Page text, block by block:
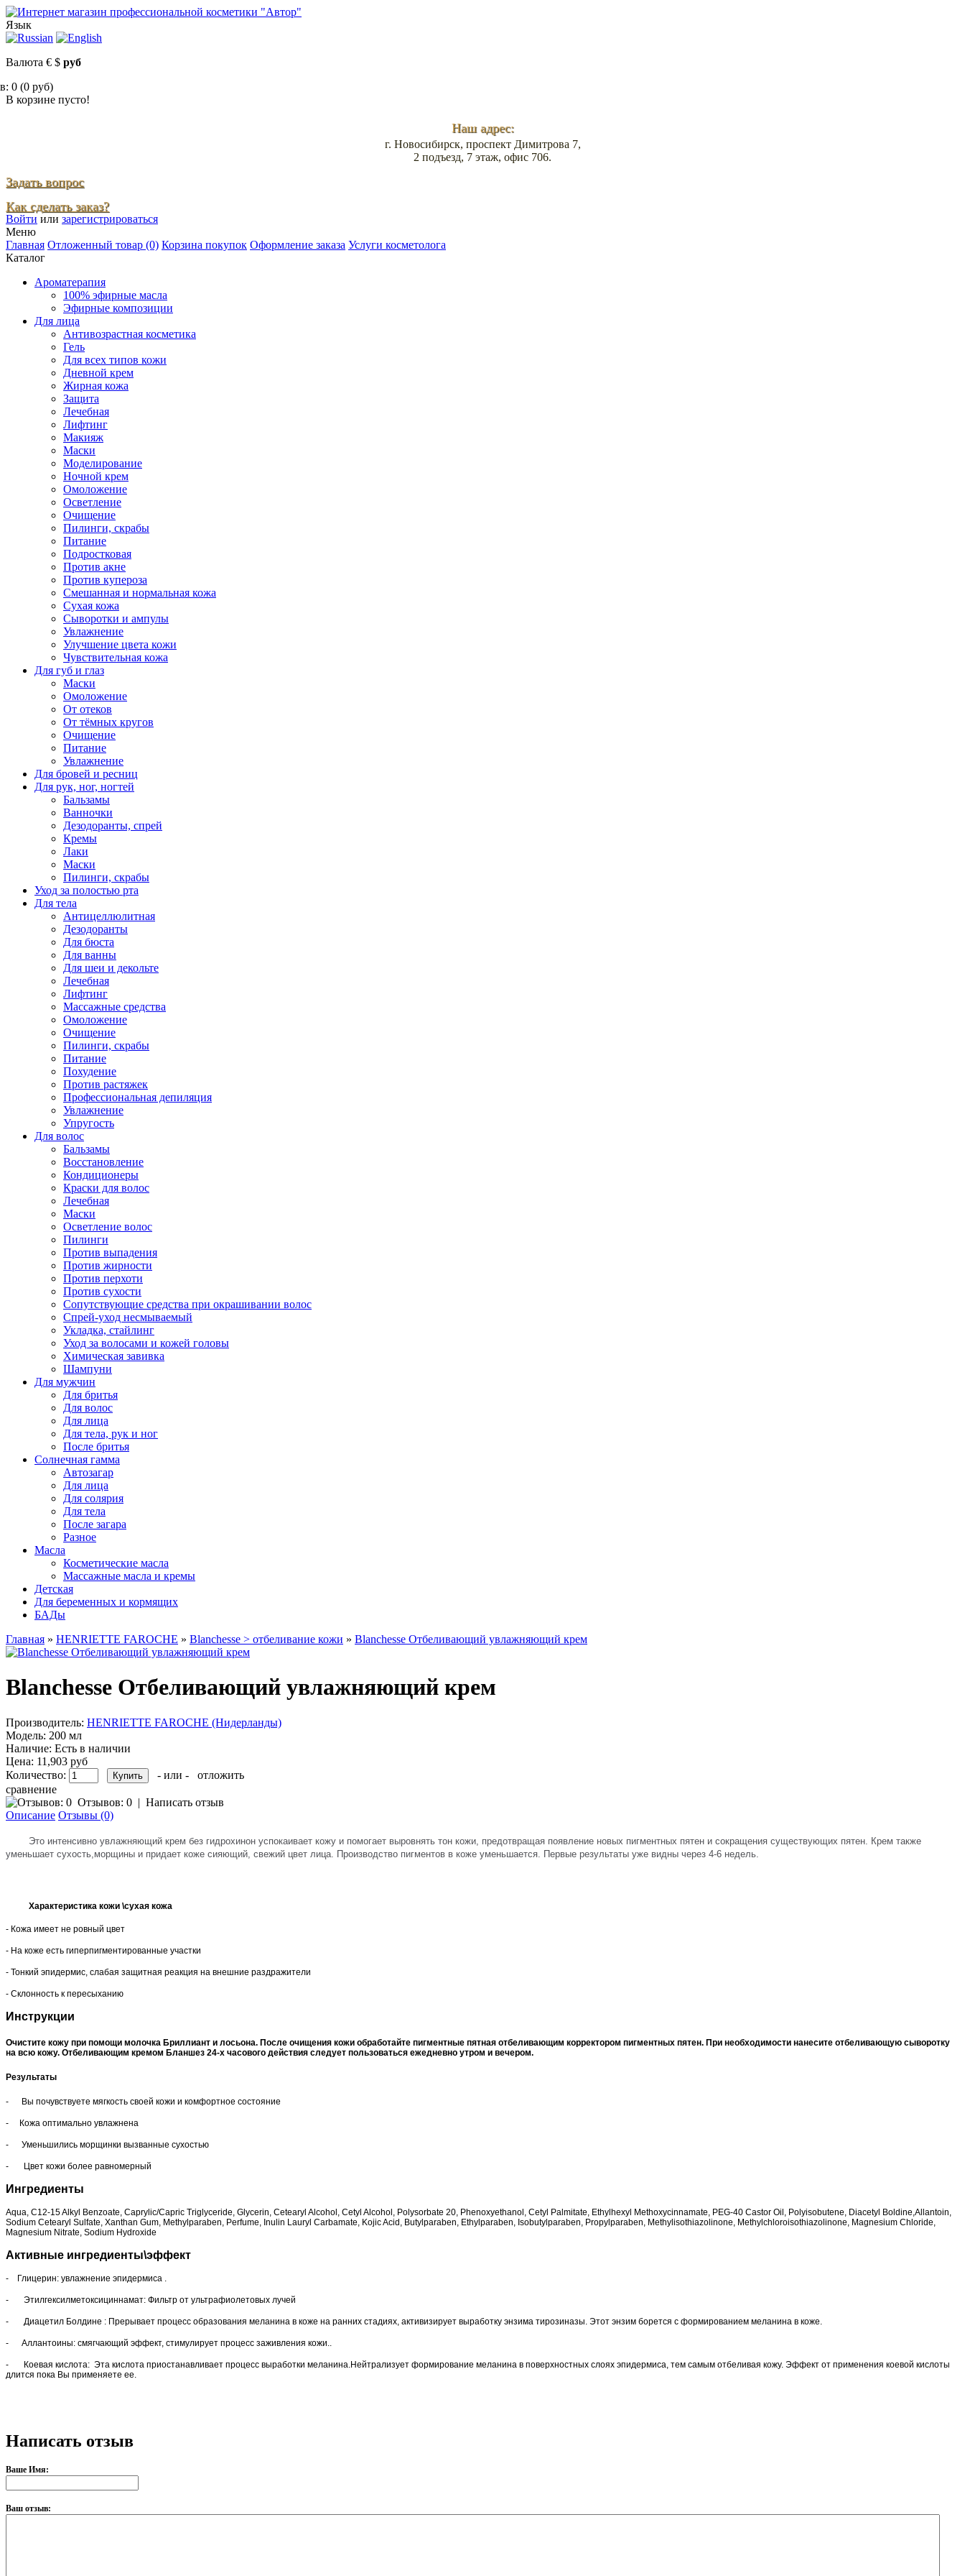
Язык
Валюта € $ руб
0 (0 руб)
В корзине пусто!
Наш адрес:
г. Новосибирск, проспект Димитрова 7,
2 подъезд, 7 этаж, офис 706.
Задать вопрос
Как сделать заказ?
Войти или зарегистрироваться
Меню
Главная Отложенный товар (0) Корзина покупок Оформление заказа Услуги косметолога
Каталог
Ароматерапия
100% эфирные масла
Эфирные композиции
Для лица
Антивозрастная косметика
Гель
Для всех типов кожи
Дневной крем
Жирная кожа
Защита
Лечебная
Лифтинг
Макияж
Маски
Моделирование
Ночной крем
Омоложение
Осветление
Очищение
Пилинги, скрабы
Питание
Подростковая
Против акне
Против купероза
Смешанная и нормальная кожа
Сухая кожа
Сыворотки и ампулы
Увлажнение
Улучшение цвета кожи
Чувствительная кожа
Для губ и глаз
Маски
Омоложение
От отеков
От тёмных кругов
Очищение
Питание
Увлажнение
Для бровей и ресниц
Для рук, ног, ногтей
Бальзамы
Ванночки
Дезодоранты, спрей
Кремы
Лаки
Маски
Пилинги, скрабы
Уход за полостью рта
Для тела
Антицеллюлитная
Дезодоранты
Для бюста
Для ванны
Для шеи и декольте
Лечебная
Лифтинг
Массажные средства
Омоложение
Очищение
Пилинги, скрабы
Питание
Похудение
Против растяжек
Профессиональная депиляция
Увлажнение
Упругость
Для волос
Бальзамы
Восстановление
Кондиционеры
Краски для волос
Лечебная
Маски
Осветление волос
Пилинги
Против выпадения
Против жирности
Против перхоти
Против сухости
Сопутствующие средства при окрашивании волос
Спрей-уход несмываемый
Укладка, стайлинг
Уход за волосами и кожей головы
Химическая завивка
Шампуни
Для мужчин
Для бритья
Для волос
Для лица
Для тела, рук и ног
После бритья
Солнечная гамма
Автозагар
Для лица
Для солярия
Для тела
После загара
Разное
Масла
Косметические масла
Массажные масла и кремы
Детская
Для беременных и кормящих
БАДы
Главная » HENRIETTE FAROCHE » Blanchesse > отбеливание кожи » Blanchesse Отбеливающий увлажняющий крем
Blanchesse Отбеливающий увлажняющий крем
Производитель: HENRIETTE FAROCHE (Нидерланды)
Модель: 200 мл
Наличие: Есть в наличии
Цена: 11,903 руб
Количество:
- или -
отложить
сравнение
Отзывов: 0 | Написать отзыв
Описание Отзывы (0)
Это интенсивно увлажняющий крем без гидрохинон успокаивает кожу и помогает выровнять тон кожи, предотвращая появление новых пигментных пятен и сокращения существующих пятен.
Крем также
уменьшает сухость,морщины и придает коже сияющий, свежий цвет лица.
Производство пигментов в коже уменьшается. Первые результаты уже видны через 4-6 недель.
Характеристика кожи \сухая кожа
- Кожа имеет не ровный цвет
- На коже есть гиперпигментированные участки
- Тонкий эпидермис, слабая защитная реакция на внешние раздражители
- Склонность к пересыханию
Инструкции
Очистите кожу при помощи молочка Бриллиант и лосьона. После очищения кожи обработайте пигментные пятная отбеливающим корректором пигментных пятен. При необходимости нанесите отбеливающую сыворотку
на всю кожу. Отбеливающим кремом Бланшез 24-х часового действия следует пользоваться ежедневно утром и вечером.
Результаты
- Вы почувствуете мягкость своей кожи и комфортное состояние
- Кожа оптимально увлажнена
- Уменьшились морщинки вызванные сухостью
- Цвет кожи более равномерный
Ингредиенты
Aqua, C12-15 Alkyl Benzoate, Caprylic/Capric Triglyceride, Glycerin, Cetearyl Alcohol, Cetyl Alcohol, Polysorbate 20, Phenoxyethanol, Cetyl Palmitate, Ethylhexyl Methoxycinnamate, PEG-40 Castor Oil, Polyisobutene, Diacetyl Boldine,Allantoin,
Sodium Cetearyl Sulfate, Xanthan Gum, Methylparaben, Perfume, Inulin Lauryl Carbamate, Kojic Acid, Butylparaben, Ethylparaben, Isobutylparaben, Propylparaben, Methylisothiazolinone, Methylchloroisothiazolinone, Magnesium Chloride,
Magnesium Nitrate, Sodium Hydroxide
Активные ингредиенты\эффект
- Глицерин: увлажнение эпидермиса .
- Этилгексилметоксициннамат: Фильтр от ультрафиолетовых лучей
- Диацетил Болдине : Прерывает процесс образования меланина в коже на ранних стадиях, активизирует выработку энзима тирозиназы. Этот энзим борется с формированием меланина в коже.
- Аллантоины: смягчающий эффект, стимулирует процесс заживления кожи..
- Коевая кислота: Эта кислота приостанавливает процесс выработки меланина.Нейтрализует формирование меланина в поверхностных слоях эпидермиса, тем самым отбеливая кожу. Эффект от применения коевой кислоты
длится пока Вы применяете ее.
Написать отзыв
Ваше Имя:
Ваш отзыв: